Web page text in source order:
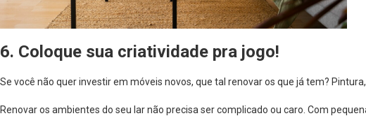
6. Coloque sua criatividade pra jogo!
Se você não quer investir em móveis novos, que tal renovar os que já tem?
Renovar os ambientes do seu lar não precisa ser complicado ou caro. Com